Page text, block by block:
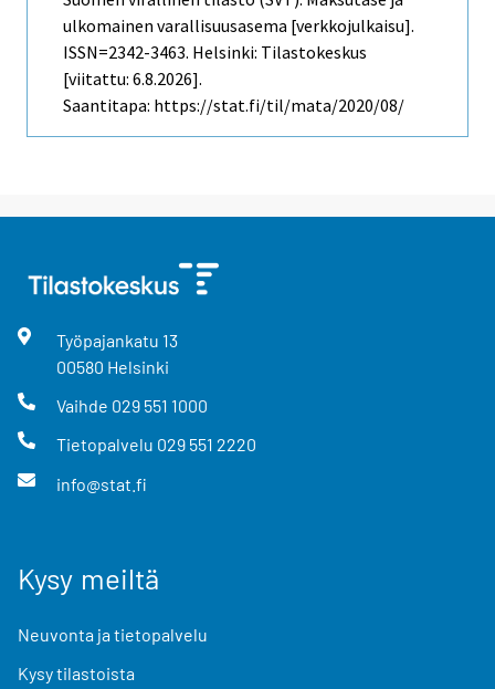
ulkomainen varallisuusasema [verkkojulkaisu].
ISSN=2342-3463. Helsinki: Tilastokeskus
[viitattu: 6.8.2026].
Saantitapa: https://stat.fi/til/mata/2020/08/
Työpajankatu 13
00580 Helsinki
Vaihde 029 551 1000
Tietopalvelu 029 551 2220
info@stat.fi
Kysy meiltä
Neuvonta ja tietopalvelu
Kysy tilastoista